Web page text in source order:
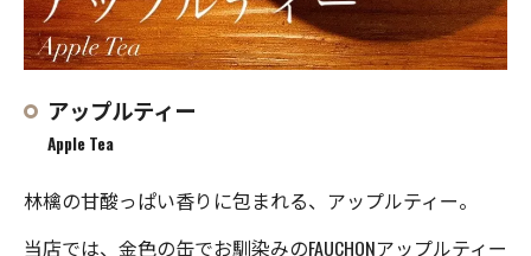
アップルティー
Apple Tea
林檎の甘酸っぱい香りに包まれる、アップルティー。
当店では、金色の缶でお馴染みのFAUCHONアップルティー